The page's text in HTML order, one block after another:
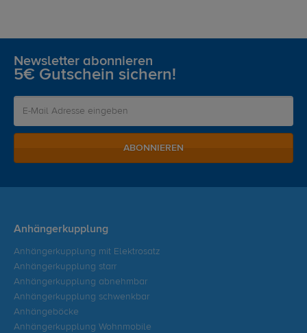
Newsletter abonnieren
5€ Gutschein sichern!
ABONNIEREN
Anhängerkupplung
Anhängerkupplung mit Elektrosatz
Anhängerkupplung starr
Anhängerkupplung abnehmbar
Anhängerkupplung schwenkbar
Anhängeböcke
Anhängerkupplung Wohnmobile